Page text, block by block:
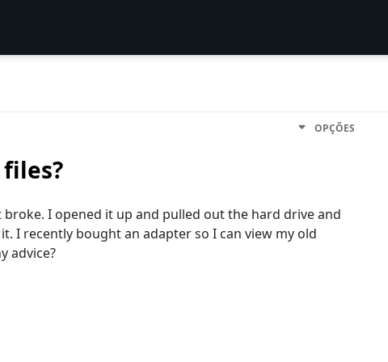
OPÇÕES
I opened it up and pulled out the hard drive and
I recently bought an adapter so I can view my old
advice?